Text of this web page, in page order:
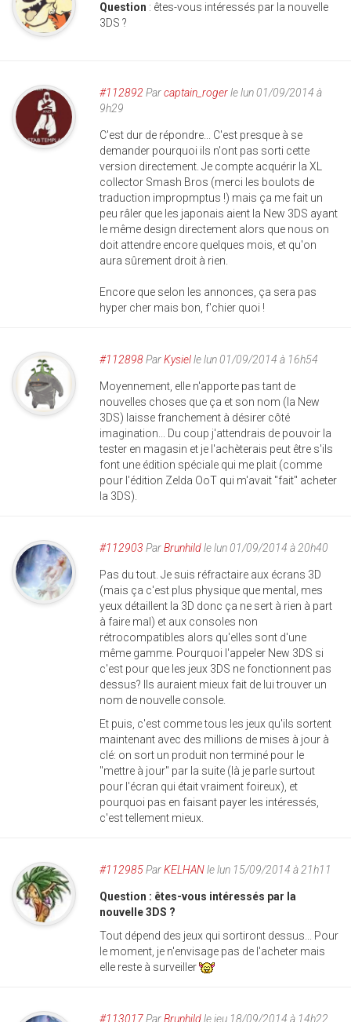
Question : êtes-vous intéressés par la nouvelle
3DS ?
#112892 Parcaptain_rogerle lun 01/09/2014 à
9h29
C'est dur de répondre... C'est presque à se
demander pourquoi ils n'ont pas sorti cette
version directement. Je compte acquérir la XL
collector Smash Bros (merci les boulots de
traduction impropmptus !) mais ça me fait un
peu râler que les japonais aient la New 3DS ayant
le même design directement alors que nous on
doit attendre encore quelques mois, et qu'on
aura sûrement droit à rien.
Encore que selon les annonces, ça sera pas
hyper cher mais bon, f'chier quoi !
#112898ParKysielle lun 01/09/2014 à 16h54
Moyennement, elle n'apporte pas tant de
nouvelles choses que ça et son nom (la New
3DS) laisse franchement à désirer côté
imagination... Du coup j'attendrais de pouvoir la
tester en magasin et je l'achèterais peut être s'ils
font une édition spéciale qui me plait (comme
pour l'édition Zelda OoT qui m'avait "fait" acheter
la 3DS).
#112903 ParBrunhildle lun 01/09/2014 à 20h40
Pas du tout. Je suis réfractaire aux écrans 3D
(mais ça c'est plus physique que mental, mes
yeux détaillent la 3D donc ça ne sert à rien à part
à faire mal) et aux consoles non
rétrocompatibles alors qu'elles sont d'une
même gamme. Pourquoi l'appeler New 3DS si
c'est pour que les jeux 3DS ne fonctionnent pas
dessus? Ils auraient mieux fait de lui trouver un
nom de nouvelle console.
Et puis, c'est comme tous les jeux qu'ils sortent
maintenant avec des millions de mises à jour à
clé: on sort un produit non terminé pour le
"mettre à jour" par la suite (là je parle surtout
pour l'écran qui était vraiment foireux), et
pourquoi pas en faisant payer les intéressés,
c'est tellement mieux.
#112985ParKELHANle lun 15/09/2014 à 21h11
Question : êtes-vous intéressés par la
nouvelle 3DS ?
Tout dépend des jeux qui sortiront dessus... Pour
le moment, je n'envisage pas de l'acheter mais
elle reste à surveiller
#113017ParBrunhildle jeu 18/09/2014 à 14h22